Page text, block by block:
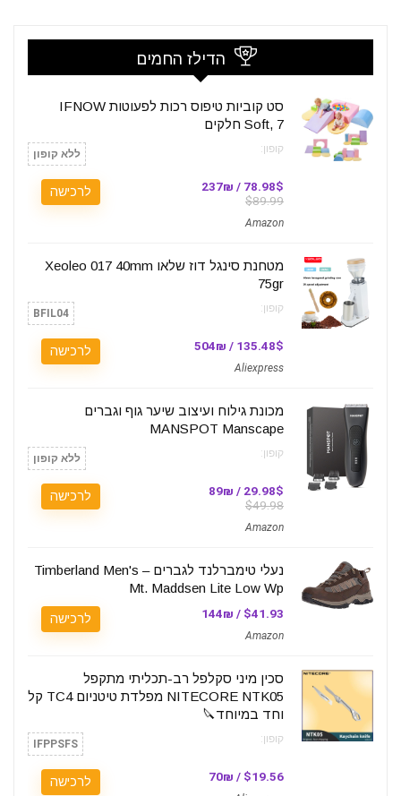
הדילז החמים
סט קוביות טיפוס רכות לפעוטות IFNOW
Soft, 7 חלקים
קופון: ללא קופון
78.98$ / 237₪
$89.99
Amazon
לרכישה
מטחנת סינגל דוז שלאו Xeoleo 017 40mm
75gr
קופון: BFIL04
135.48$ / 504₪
Aliexpress
לרכישה
מכונת גילוח ועיצוב שיער גוף וגברים
MANSPOT Manscape
קופון: ללא קופון
29.98$ / 89₪
$49.98
Amazon
לרכישה
נעלי טימברלנד לגברים – Timberland Men's
Mt. Maddsen Lite Low Wp
$41.93 / 144₪
Amazon
לרכישה
סכין מיני סקלפל רב-תכליתי מתקפל
NITECORE NTK05 מפלדת טיטניום TC4 קל
וחד במיוחד🔪
קופון: IFPPSFS
$19.56 / 70₪ לרכישה